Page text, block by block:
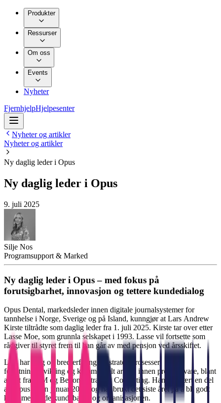
Produkter
Ressurser
Om oss
Events
Nyheter
FjernhjelpHjelpesenter
Nyheter og artikler
Nyheter og artikler
Ny daglig leder i Opus
Ny daglig leder i Opus
9. juli 2025
Silje Nos
Programsupport & Marked
Ny daglig leder i Opus – med fokus på
forutsigbarhet, innovasjon og tettere kundedialog
Opus Dental, markedsleder innen digitale journalsystemer for
tannhelse i Norge, Sverige og på Island, kunngjør at Lars Andrew
Kirste tiltrådte som daglig leder fra 1. juli 2025. Kirste tar over etter
Lasse Moe, som grunnla selskapet i 1993. Lasse vil fortsette som
rådgiver til styret frem til han går av med pensjon ved årsskiftet.
Lars har lang og bred erfaring fra strategiprosesser,
forretningsutvikling og kommersielt arbeid innen programvare, blant
annet fra IBM og Beyond Strategy Consulting. Han har vært en del
av Opus siden januar 2024, og har brukt det siste året på å bli godt
kjent med både kundebasen og organisasjonen.